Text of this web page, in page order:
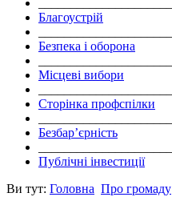
Благоустрій
Безпека і оборона
Місцеві вибори
Сторінка профспілки
Безбар’єрність
Публічні інвестиції
Ви тут: Головна Про громаду